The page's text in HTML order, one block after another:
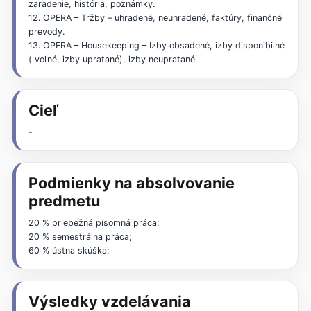
zaradenie, história, poznámky.
12. OPERA – Tržby – uhradené, neuhradené, faktúry, finančné
prevody.
13. OPERA – Housekeeping – Izby obsadené, izby disponibilné
( voľné, izby upratané), izby neupratané
Cieľ
-
Podmienky na absolvovanie
predmetu
20 % priebežná písomná práca;
20 % semestrálna práca;
60 % ústna skúška;
Výsledky vzdelávania